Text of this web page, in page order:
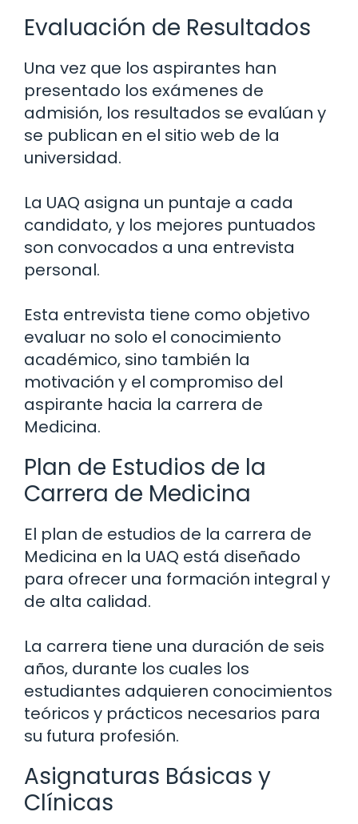
Evaluación de Resultados
Una vez que los aspirantes han
presentado los exámenes de
admisión, los resultados se evalúan y
se publican en el sitio web de la
universidad.
La UAQ asigna un puntaje a cada
candidato, y los mejores puntuados
son convocados a una entrevista
personal.
Esta entrevista tiene como objetivo
evaluar no solo el conocimiento
académico, sino también la
motivación y el compromiso del
aspirante hacia la carrera de
Medicina.
Plan de Estudios de la
Carrera de Medicina
El plan de estudios de la carrera de
Medicina en la UAQ está diseñado
para ofrecer una formación integral y
de alta calidad.
La carrera tiene una duración de seis
años, durante los cuales los
estudiantes adquieren conocimientos
teóricos y prácticos necesarios para
su futura profesión.
Asignaturas Básicas y
Clínicas